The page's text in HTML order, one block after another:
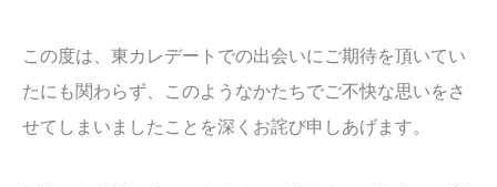
この度は、東カレデートでの出会いにご期待を頂いてい
たにも関わらず、このようなかたちでご不快な思いをさ
せてしまいましたことを深くお詫び申しあげます。